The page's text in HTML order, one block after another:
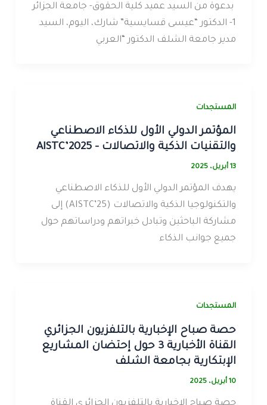
بدعوة من السيد عميد كلية الحقوق- جامعة الجزائر
1- الدكتور “عيسى قسايسية” شارك، اليوم، السيد
مدير جامعة الشلف الدكتور “العربي
المستجدات
المؤتمر الدولي الأول للذكاء الاصطناعي
والتقنيات الذكية والاتصالات – AISTC’2025
13 أبريل، 2025
يهدف المؤتمر الدولي الأول للذكاء الاصطناعي
والتكنولوجيا الذكية والاتصالات (AISTC’25) إلى
مشاركة الباحثين وتبادل خبراتهم ودراساتهم حول
جميع جوانب الذكاء
المستجدات
حصة صباح الإخبارية بالتلفزيون الجزائري
القناة الأخبارية 3 حول إحتضان المشاريع
الإبتكارية بجامعة الشلف
10 أبريل، 2025